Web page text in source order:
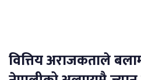
वित्तिय अराजकताले